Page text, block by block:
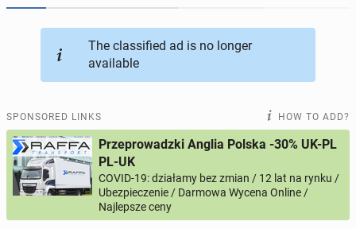
JOBSEEKERS
BUSINESS
BUY & SELL
PERSONALS 115online ads
The classified ad is no longer
available
SPONSORED LINKS HOW TO ADD?
Przeprowadzki Anglia Polska -30% UK-PL
PL-UK
COVID-19: działamy bez zmian / 12 lat na rynku /
Ubezpieczenie / Darmowa Wycena Online /
Najlepsze ceny